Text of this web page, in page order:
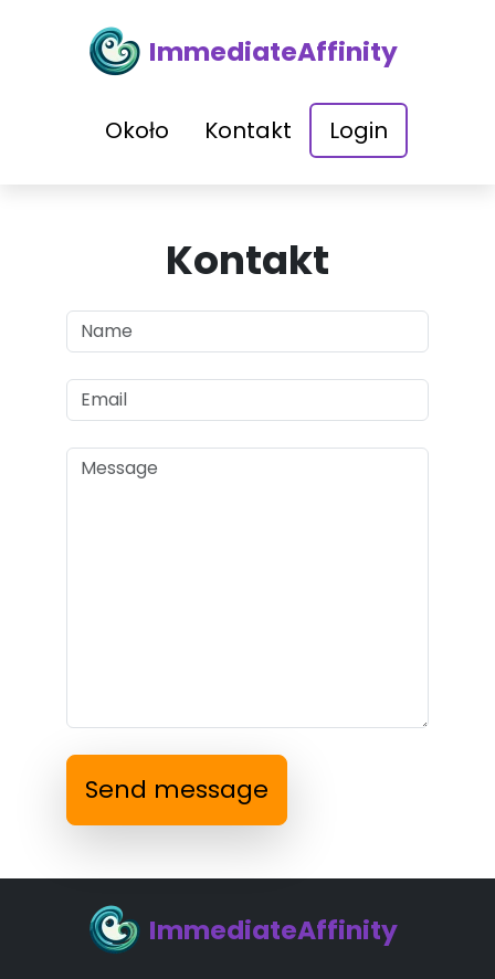
ImmediateAffinity
Około Kontakt Login
Kontakt
Send message
ImmediateAffinity